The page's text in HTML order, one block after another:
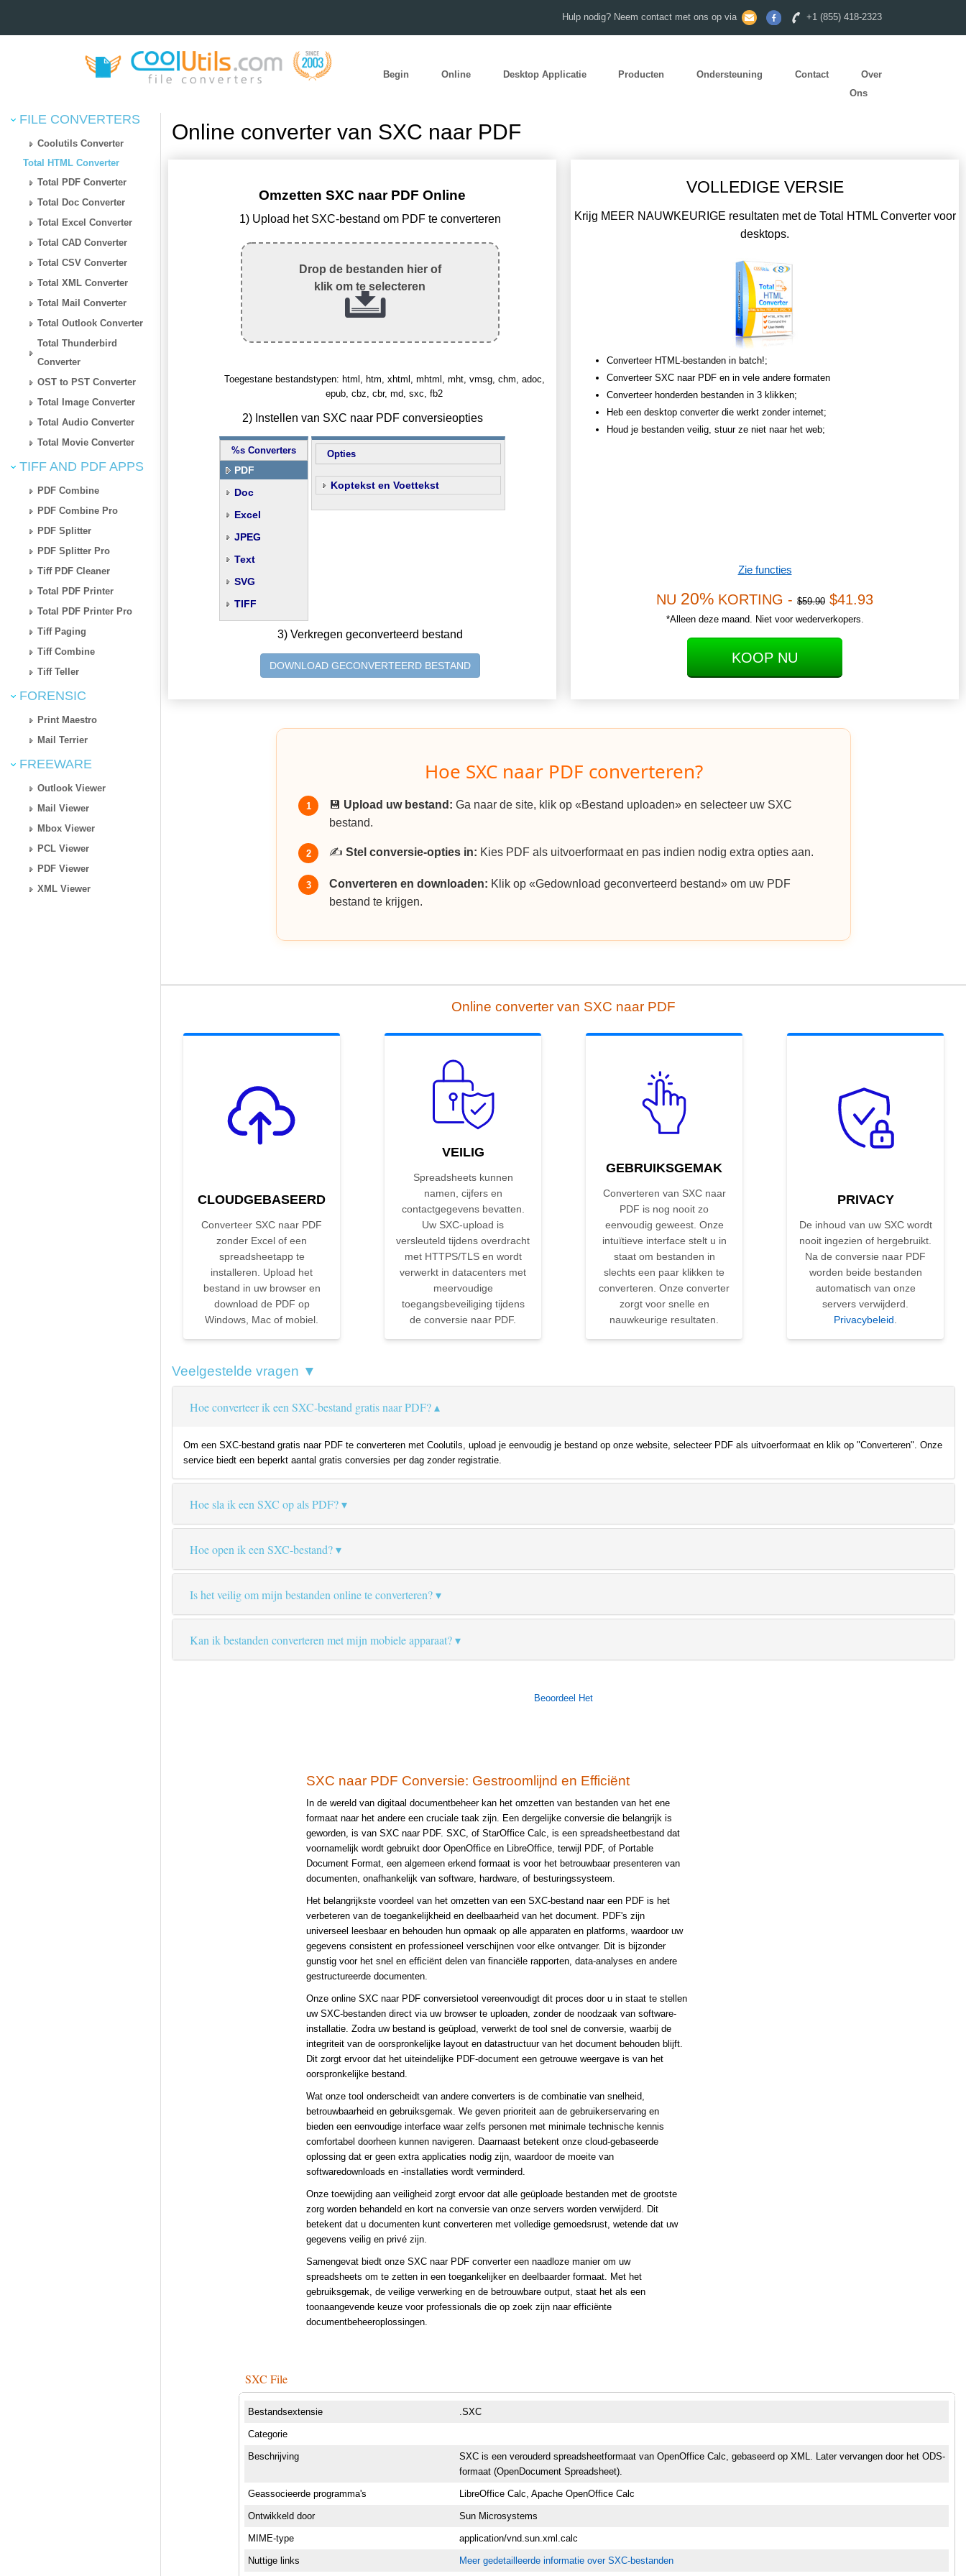
Hulp nodig? Neem contact met ons op via +1 (855) 418-2323
Begin Online Desktop Applicatie Producten Ondersteuning Contact
Over
Ons
FILE CONVERTERS
Coolutils Converter
Total HTML Converter
Total PDF Converter
Total Doc Converter
Total Excel Converter
Total CAD Converter
Total CSV Converter
Total XML Converter
Total Mail Converter
Total Outlook Converter
Total Thunderbird
Converter
OST to PST Converter
Total Image Converter
Total Audio Converter
Total Movie Converter
TIFF AND PDF APPS
PDF Combine
PDF Combine Pro
PDF Splitter
PDF Splitter Pro
Tiff PDF Cleaner
Total PDF Printer
Total PDF Printer Pro
Tiff Paging
Tiff Combine
Tiff Teller
FORENSIC
Print Maestro
Mail Terrier
FREEWARE
Outlook Viewer
Mail Viewer
Mbox Viewer
PCL Viewer
PDF Viewer
XML Viewer
Online converter van SXC naar PDF
Omzetten SXC naar PDF Online
1) Upload het SXC-bestand om PDF te converteren
Drop de bestanden hier of
klik om te selecteren
Toegestane bestandstypen: html, htm, xhtml, mhtml, mht, vmsg, chm, adoc,
epub, cbz, cbr, md, sxc, fb2
2) Instellen van SXC naar PDF conversieopties
%s Converters
PDF
Doc
Excel
JPEG
Text
SVG
TIFF
Opties
Koptekst en Voettekst
3) Verkregen geconverteerd bestand
DOWNLOAD GECONVERTEERD BESTAND
VOLLEDIGE VERSIE
Krijg MEER NAUWKEURIGE resultaten met de Total HTML Converter voor
desktops.
Converteer HTML-bestanden in batch!;
Converteer SXC naar PDF en in vele andere formaten
Converteer honderden bestanden in 3 klikken;
Heb een desktop converter die werkt zonder internet;
Houd je bestanden veilig, stuur ze niet naar het web;
Zie functies
NU 20% KORTING - $59.90 $41.93
*Alleen deze maand. Niet voor wederverkopers.
KOOP NU
Hoe SXC naar PDF converteren?
1 💾 Upload uw bestand: Ga naar de site, klik op «Bestand uploaden» en selecteer uw SXC
bestand.
2 ✍️ Stel conversie-opties in: Kies PDF als uitvoerformaat en pas indien nodig extra opties aan.
3 Converteren en downloaden: Klik op «Gedownload geconverteerd bestand» om uw PDF
bestand te krijgen.
Online converter van SXC naar PDF
CLOUDGEBASEERD
Converteer SXC naar PDF
zonder Excel of een
spreadsheetapp te
installeren. Upload het
bestand in uw browser en
download de PDF op
Windows, Mac of mobiel.
VEILIG
Spreadsheets kunnen
namen, cijfers en
contactgegevens bevatten.
Uw SXC-upload is
versleuteld tijdens overdracht
met HTTPS/TLS en wordt
verwerkt in datacenters met
meervoudige
toegangsbeveiliging tijdens
de conversie naar PDF.
GEBRUIKSGEMAK
Converteren van SXC naar
PDF is nog nooit zo
eenvoudig geweest. Onze
intuïtieve interface stelt u in
staat om bestanden in
slechts een paar klikken te
converteren. Onze converter
zorgt voor snelle en
nauwkeurige resultaten.
PRIVACY
De inhoud van uw SXC wordt
nooit ingezien of hergebruikt.
Na de conversie naar PDF
worden beide bestanden
automatisch van onze
servers verwijderd.
Privacybeleid
Veelgestelde vragen ▼
Hoe converteer ik een SXC-bestand gratis naar PDF?
Om een SXC-bestand gratis naar PDF te converteren met Coolutils, upload je eenvoudig je bestand op onze website, selecteer PDF als uitvoerformaat en klik op "Converteren". Onze
service biedt een beperkt aantal gratis conversies per dag zonder registratie.
Hoe sla ik een SXC op als PDF?
Hoe open ik een SXC-bestand?
Is het veilig om mijn bestanden online te converteren?
Kan ik bestanden converteren met mijn mobiele apparaat?
Beoordeel Het
SXC naar PDF Conversie: Gestroomlijnd en Efficiënt
In de wereld van digitaal documentbeheer kan het omzetten van bestanden van het ene
formaat naar het andere een cruciale taak zijn. Een dergelijke conversie die belangrijk is
geworden, is van SXC naar PDF. SXC, of StarOffice Calc, is een spreadsheetbestand dat
voornamelijk wordt gebruikt door OpenOffice en LibreOffice, terwijl PDF, of Portable
Document Format, een algemeen erkend formaat is voor het betrouwbaar presenteren van
documenten, onafhankelijk van software, hardware, of besturingssysteem.
Het belangrijkste voordeel van het omzetten van een SXC-bestand naar een PDF is het
verbeteren van de toegankelijkheid en deelbaarheid van het document. PDF's zijn
universeel leesbaar en behouden hun opmaak op alle apparaten en platforms, waardoor uw
gegevens consistent en professioneel verschijnen voor elke ontvanger. Dit is bijzonder
gunstig voor het snel en efficiënt delen van financiële rapporten, data-analyses en andere
gestructureerde documenten.
Onze online SXC naar PDF conversietool vereenvoudigt dit proces door u in staat te stellen
uw SXC-bestanden direct via uw browser te uploaden, zonder de noodzaak van software-
installatie. Zodra uw bestand is geüpload, verwerkt de tool snel de conversie, waarbij de
integriteit van de oorspronkelijke layout en datastructuur van het document behouden blijft.
Dit zorgt ervoor dat het uiteindelijke PDF-document een getrouwe weergave is van het
oorspronkelijke bestand.
Wat onze tool onderscheidt van andere converters is de combinatie van snelheid,
betrouwbaarheid en gebruiksgemak. We geven prioriteit aan de gebruikerservaring en
bieden een eenvoudige interface waar zelfs personen met minimale technische kennis
comfortabel doorheen kunnen navigeren. Daarnaast betekent onze cloud-gebaseerde
oplossing dat er geen extra applicaties nodig zijn, waardoor de moeite van
softwaredownloads en -installaties wordt verminderd.
Onze toewijding aan veiligheid zorgt ervoor dat alle geüploade bestanden met de grootste
zorg worden behandeld en kort na conversie van onze servers worden verwijderd. Dit
betekent dat u documenten kunt converteren met volledige gemoedsrust, wetende dat uw
gegevens veilig en privé zijn.
Samengevat biedt onze SXC naar PDF converter een naadloze manier om uw
spreadsheets om te zetten in een toegankelijker en deelbaarder formaat. Met het
gebruiksgemak, de veilige verwerking en de betrouwbare output, staat het als een
toonaangevende keuze voor professionals die op zoek zijn naar efficiënte
documentbeheeroplossingen.
SXC File
Bestandsextensie .SXC
Categorie
Beschrijving
SXC is een verouderd spreadsheetformaat van OpenOffice Calc, gebaseerd op XML. Later vervangen door het ODS-
formaat (OpenDocument Spreadsheet).
Geassocieerde programma's LibreOffice Calc, Apache OpenOffice Calc
Ontwikkeld door Sun Microsystems
MIME-type application/vnd.sun.xml.calc
Nuttige links Meer gedetailleerde informatie over SXC-bestanden